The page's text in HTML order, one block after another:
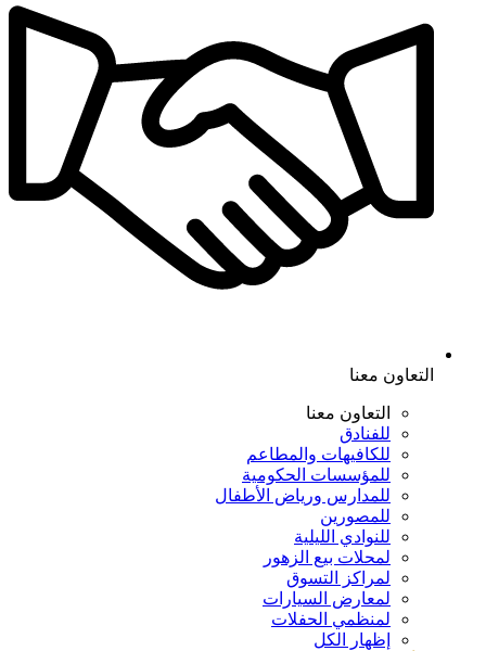
التعاون معنا
التعاون معنا
للفنادق
للكافيهات والمطاعم
للمؤسسات الحكومية
للمدارس ورياض الأطفال
للمصورين
للنوادي الليلية
لمحلات بيع الزهور
لمراكز التسوق
لمعارض السيارات
لمنظمي الحفلات
إظهار الكل